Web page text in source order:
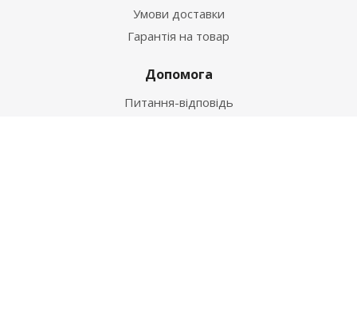
Умови доставки
Гарантія на товар
Допомога
Питання-відповідь